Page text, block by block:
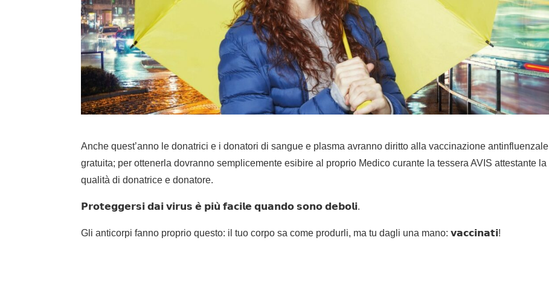
Anche quest’anno le donatrici e i donatori di sangue e plasma avranno diritto alla vaccinazione antinfluenzale
gratuita; per ottenerla dovranno semplicemente esibire al proprio Medico curante la tessera AVIS attestante la
qualità di donatrice e donatore.
𝗣𝗿𝗼𝘁𝗲𝗴𝗴𝗲𝗿𝘀𝗶 𝗱𝗮𝗶 𝘃𝗶𝗿𝘂𝘀 𝗲̀ 𝗽𝗶𝘂̀ 𝗳𝗮𝗰𝗶𝗹𝗲 𝗾𝘂𝗮𝗻𝗱𝗼 𝘀𝗼𝗻𝗼 𝗱𝗲𝗯𝗼𝗹𝗶.
Gli anticorpi fanno proprio questo: il tuo corpo sa come produrli, ma tu dagli una mano: 𝘃𝗮𝗰𝗰𝗶𝗻𝗮𝘁𝗶!